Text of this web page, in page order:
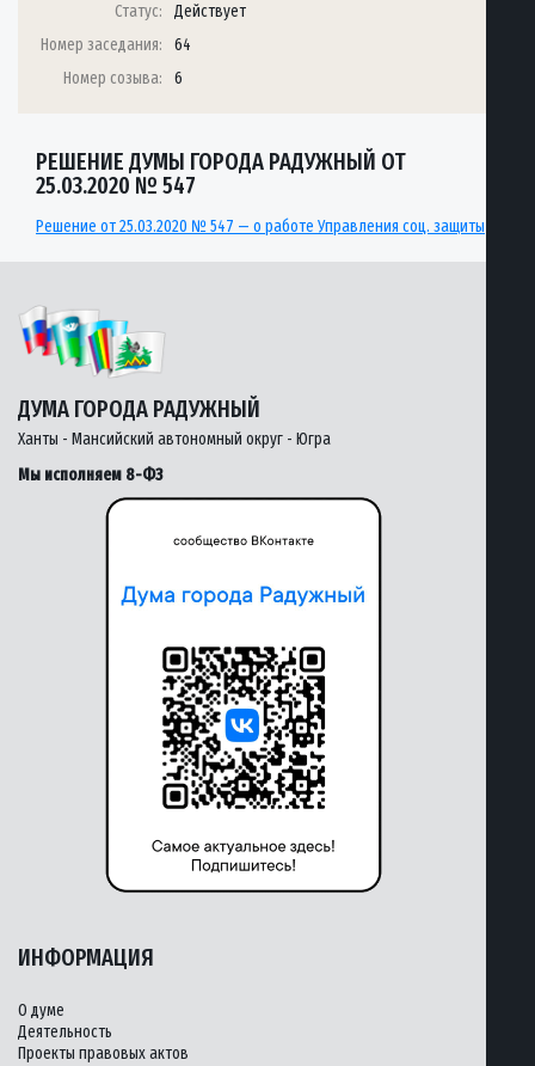
Статус:
Действует
Номер заседания:
64
Номер созыва:
6
РЕШЕНИЕ ДУМЫ ГОРОДА РАДУЖНЫЙ ОТ
25.03.2020 № 547
Решение от 25.03.2020 № 547 — о работе Управления соц. защиты
ДУМА ГОРОДА РАДУЖНЫЙ
Ханты - Мансийский автономный округ - Югра
Мы исполняем 8-ФЗ
ИНФОРМАЦИЯ
О думе
Деятельность
Проекты правовых актов